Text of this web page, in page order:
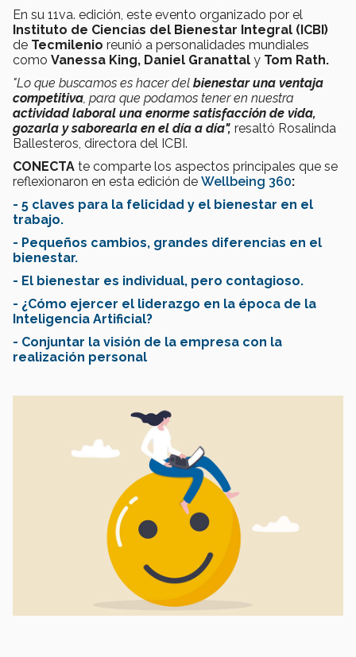
En su 11va. edición, este evento organizado por el
Instituto de Ciencias del Bienestar Integral (ICBI)
de Tecmilenio reunió a personalidades mundiales
como Vanessa King, Daniel Granattal y Tom Rath.
"Lo que buscamos es hacer del bienestar una ventaja
competitiva para que podamos tener en nuestra
actividad laboral una enorme satisfacción de vida,
gozarla y saborearla en el día a día", resaltó Rosalinda
Ballesteros, directora del ICBI.
CONECTA te comparte los aspectos principales que se
reflexionaron en esta edición de Wellbeing 360:
- 5 claves para la felicidad y el bienestar en el
trabajo.
- Pequeños cambios, grandes diferencias en el
bienestar.
- El bienestar es individual, pero contagioso.
- ¿Cómo ejercer el liderazgo en la época de la
Inteligencia Artificial?
- Conjuntar la visión de la empresa con la
realización personal